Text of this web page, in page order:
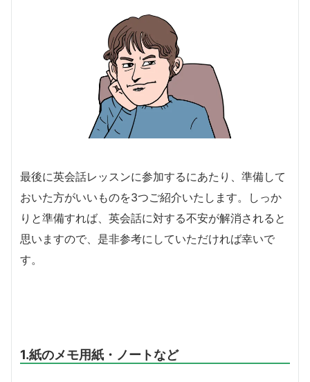
最後に英会話レッスンに参加するにあたり、準備して
おいた方がいいものを3つご紹介いたします。しっか
りと準備すれば、英会話に対する不安が解消されると
思いますので、是非参考にしていただければ幸いで
す。
1.紙のメモ用紙・ノートなど